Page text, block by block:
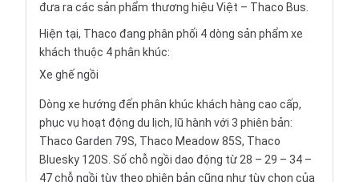
đưa ra các sản phẩm thương hiệu Việt – Thaco Bus.
Hiện tại, Thaco đang phân phối 4 dòng sản phẩm xe
khách thuộc 4 phân khúc:
Xe ghế ngồi
Dòng xe hướng đến phân khúc khách hàng cao cấp,
phục vụ hoạt động du lịch, lũ hành với 3 phiên bản:
Thaco Garden 79S, Thaco Meadow 85S, Thaco
Bluesky 120S. Số chỗ ngồi dao động từ 28 – 29 – 34 –
47 chỗ ngồi tùy theo phiên bản cũng như tùy chọn của